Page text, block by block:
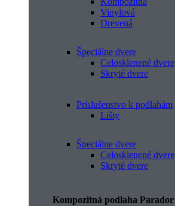
Vinylová
Drevená
Špeciálne dvere
Celosklenené dvere
Skryté dvere
Príslušenstvo k podlahám
Lišty
Špeciálne dvere
Celosklenené dvere
Skryté dvere
Kompozitná podlaha Parador